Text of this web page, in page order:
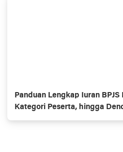
Panduan Lengkap Iuran
Kategori Peserta, hingga